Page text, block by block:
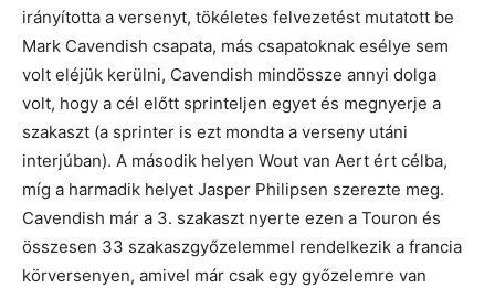
irányította a versenyt, tökéletes felvezetést mutatott be
Mark Cavendish csapata, más csapatoknak esélye sem
volt eléjük kerülni, Cavendish mindössze annyi dolga
volt, hogy a cél előtt sprinteljen egyet és megnyerje a
szakaszt (a sprinter is ezt mondta a verseny utáni
interjúban). A második helyen Wout van Aert ért célba,
míg a harmadik helyet Jasper Philipsen szerezte meg.
Cavendish már a 3. szakaszt nyerte ezen a Touron és
összesen 33 szakaszgyőzelemmel rendelkezik a francia
körversenyen, amivel már csak egy győzelemre van